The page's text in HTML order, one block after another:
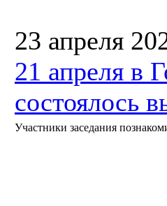
23 апреля
21 апреля в
состоялось
Участники заседания